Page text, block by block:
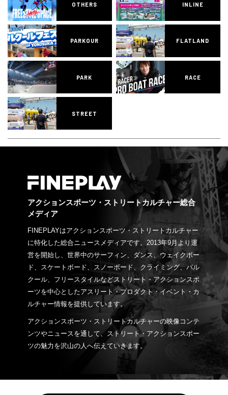
OTHERS INLINE
PARKOUR FLATLAND
PARK RACE
STREET
アクションスポーツ・ストリートカルチャー総合
メディア
FINEPLAYはアクションスポーツ・ストリートカルチャー
に特化した総合ニュースメディアです。2013年9月より運
営を開始し、世界中のサーフィン、ダンス、ウェイクボー
ド、スケートボード、スノーボード、クライミング、パル
クール、フリースタイルなどストリート・アクションスポ
ーツを中心としたアスリート・プロダクト・イベント・カ
ルチャー情報を提供しています。
アクションスポーツ・ストリートカルチャーの映像コンテ
ンツやニュースを通して、ストリート・アクションスポー
ツの魅力を沢山の人へ伝えていきます。